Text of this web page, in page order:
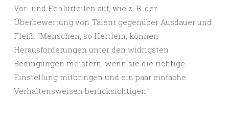
Vor- und Fehlurteilen auf, wie z. B. der
Überbewertung von Talent gegenüber Ausdauer und
Fleiß. “Menschen, so Hertlein, können
Herausforderungen unter den widrigsten
Bedingungen meistern, wenn sie die richtige
Einstellung mitbringen und ein paar einfache
Verhaltensweisen berücksichtigen.”